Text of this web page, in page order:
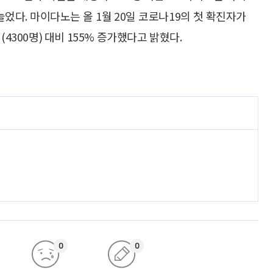
다. 마이다노는 올 1월 20일 코로나19의 첫 확진자가
명) 대비 155% 증가했다고 밝혔다.
0 0